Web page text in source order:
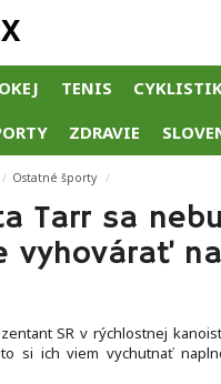
TENIS
ZDRAVIE
Ostatné športy
Tarr sa
vyhovárať
SR v rýchlostnej
si ich viem vychutnať